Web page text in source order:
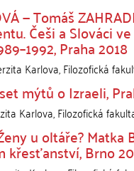
— Tomáš
Češi a Slováci
Praha 2018
Karlova, Filozofická
mýtů o Izraeli,
Karlova, Filozofická
u oltáře? Matka
křesťanství, Brno